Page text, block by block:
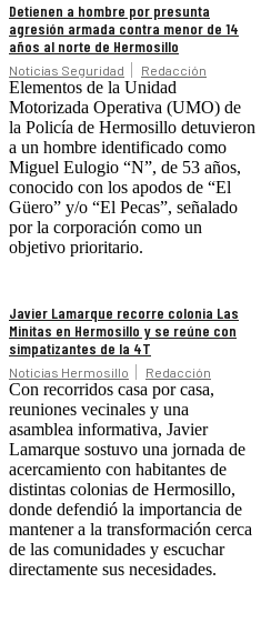
Detienen a hombre por presunta
agresión armada contra menor de 14
años al norte de Hermosillo
Noticias Seguridad Redacción
Elementos de la Unidad
Motorizada Operativa (UMO) de
la Policía de Hermosillo detuvieron
a un hombre identificado como
Miguel Eulogio “N”, de 53 años,
conocido con los apodos de “El
Güero” y/o “El Pecas”, señalado
por la corporación como un
objetivo prioritario.
Javier Lamarque recorre colonia Las
Minitas en Hermosillo y se reúne con
simpatizantes de la 4T
Noticias Hermosillo Redacción
Con recorridos casa por casa,
reuniones vecinales y una
asamblea informativa, Javier
Lamarque sostuvo una jornada de
acercamiento con habitantes de
distintas colonias de Hermosillo,
donde defendió la importancia de
mantener a la transformación cerca
de las comunidades y escuchar
directamente sus necesidades.